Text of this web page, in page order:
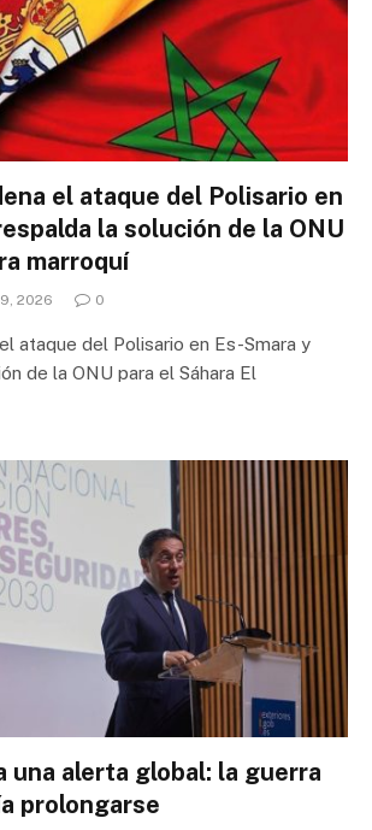
el ataque del Polisario en
la solución de la ONU
marroquí
2026 0
ataque del Polisario en Es-Smara y
de la ONU para el Sáhara El
una alerta global: la guerra
prolongarse